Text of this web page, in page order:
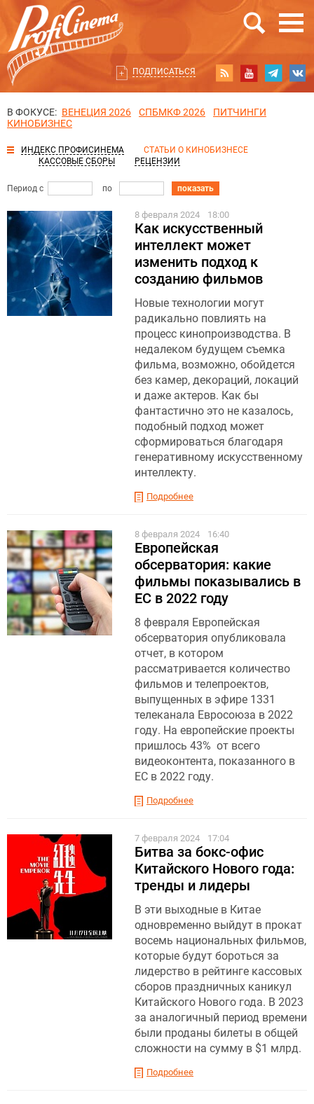
ПОДПИСАТЬСЯ
В ФОКУСЕ: ВЕНЕЦИЯ 2026 СПБМКФ 2026
ПИТЧИНГИ
КИНОБИЗНЕС
ИНДЕКС ПРОФИСИНЕМА
СТАТЬИ О КИНОБИЗНЕСЕ
КАССОВЫЕ СБОРЫ
РЕЦЕНЗИИ
Период с по показать
8 февраля 2024 18:00
Как искусственный
интеллект может
изменить подход к
созданию фильмов
Новые технологии могут
радикально повлиять на
процесс кинопроизводства. В
недалеком будущем съемка
фильма, возможно, обойдется
без камер, декораций, локаций
и даже актеров. Как бы
фантастично это не казалось,
подобный подход может
сформироваться благодаря
генеративному искусственному
интеллекту.
Подробнее
8 февраля 2024 16:40
Европейская
обсерватория: какие
фильмы показывались в
ЕС в 2022 году
8 февраля Европейская
обсерватория опубликовала
отчет, в котором
рассматривается количество
фильмов и телепроектов,
выпущенных в эфире 1331
телеканала Евросоюза в 2022
году. На европейские проекты
пришлось 43% от всего
видеоконтента, показанного в
ЕС в 2022 году.
Подробнее
7 февраля 2024 17:04
Битва за бокс-офис
Китайского Нового года:
тренды и лидеры
В эти выходные в Китае
одновременно выйдут в прокат
восемь национальных фильмов,
которые будут бороться за
лидерство в рейтинге кассовых
сборов праздничных каникул
Китайского Нового года. В 2023
за аналогичный период времени
были проданы билеты в общей
сложности на сумму в $1 млрд.
Подробнее